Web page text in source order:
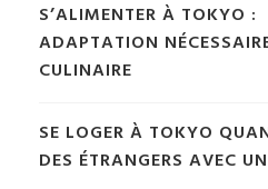
S’ALIMENTER À TOKYO :
ADAPTATION
CULINAIRE
SE LOGER À TOKYO
DES ÉTRANGERS AVEC